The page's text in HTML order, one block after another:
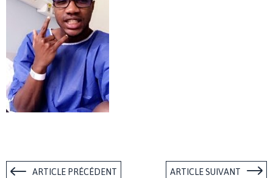
ARTICLE PRÉCÉDENT ARTICLE SUIVANT